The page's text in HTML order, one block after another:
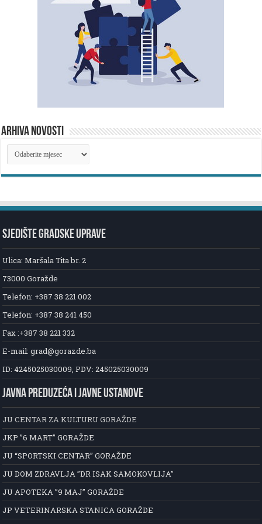
ARHIVA NOVOSTI
ARHIVA
NOVOSTI
SJEDIŠTE GRADSKE UPRAVE
Ulica: Maršala Tita br. 2
73000 Goražde
Telefon: +387 38 221 002
Telefon: +387 38 241 450
Fax :+387 38 221 332
E-mail: grad@gorazde.ba
ID: 4245025030009, PDV: 245025030009
JAVNA PREDUZEĆA I JAVNE USTANOVE
JU CENTAR ZA KULTURU GORAŽDE
JKP ”6 MART” GORAŽDE
JU “SPORTSKI CENTAR” GORAŽDE
JU DOM ZDRAVLJA ”DR ISAK SAMOKOVLIJA”
JU APOTEKA ”9 MAJ” GORAŽDE
JP VETERINARSKA STANICA GORAŽDE